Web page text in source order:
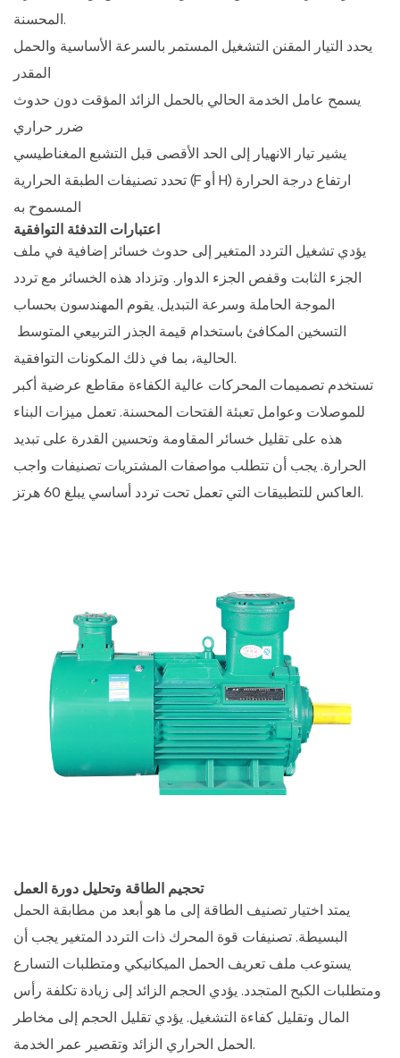
مقابل
الثابت
3
خصائص
التحميل
والاستجابة
الديناميكية
3.1
الامتثال
الميكانيكية
والرنين
التكامل
وتطوير
المواصفات
5
الأسئلة
الشائعة
الجهد
يحدد
محركات
التردد
المتغير
ذات
يؤثر
تردد
المحرك؟
5.3
هل
المحسنة.
يحدد التيار المقنن التشغيل المستمر بالسرعة الأساسية والحمل
المقدر
يسمح عامل الخدمة الحالي بالحمل الزائد المؤقت دون حدوث
ضرر حراري
يشير تيار الانهيار إلى الحد الأقصى قبل التشبع المغناطيسي
تحدد تصنيفات الطبقة الحرارية (F أو H) ارتفاع درجة الحرارة
المسموح به
اعتبارات التدفئة التوافقية
يؤدي تشغيل التردد المتغير إلى حدوث خسائر إضافية في ملف
الجزء الثابت وقفص الجزء الدوار. وتزداد هذه الخسائر مع تردد
الموجة الحاملة وسرعة التبديل. يقوم المهندسون بحساب
التسخين المكافئ باستخدام قيمة الجذر التربيعي المتوسط ​​
الحالية، بما في ذلك المكونات التوافقية.
تستخدم تصميمات المحركات عالية الكفاءة مقاطع عرضية أكبر
للموصلات وعوامل تعبئة الفتحات المحسنة. تعمل ميزات البناء
هذه على تقليل خسائر المقاومة وتحسين القدرة على تبديد
الحرارة. يجب أن تتطلب مواصفات المشتريات تصنيفات واجب
العاكس للتطبيقات التي تعمل تحت تردد أساسي يبلغ 60 هرتز.
تحجيم الطاقة وتحليل دورة العمل
يمتد اختيار تصنيف الطاقة إلى ما هو أبعد من مطابقة الحمل
البسيطة. تصنيفات قوة المحرك ذات التردد المتغير يجب أن
يستوعب ملف تعريف الحمل الميكانيكي ومتطلبات التسارع
ومتطلبات الكبح المتجدد. يؤدي الحجم الزائد إلى زيادة تكلفة رأس
المال وتقليل كفاءة التشغيل. يؤدي تقليل الحجم إلى مخاطر
الحمل الحراري الزائد وتقصير عمر الخدمة.